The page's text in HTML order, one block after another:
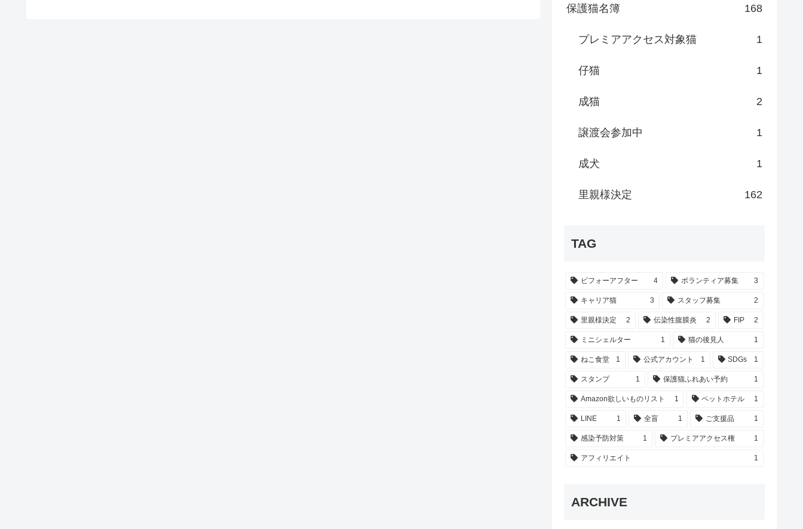
保護猫名簿 168
プレミアアクセス対象猫 1
仔猫 1
成猫 2
譲渡会参加中 1
成犬 1
里親様決定 162
TAG
ビフォーアフター 4 ボランティア募集 3
キャリア猫 3 スタッフ募集 2
里親様決定 2 伝染性腹膜炎 2 FIP 2
ミニシェルター 1 猫の後見人 1
ねこ食堂 1 公式アカウント 1 SDGs 1
スタンプ 1 保護猫ふれあい予約 1
Amazon欲しいものリスト 1 ペットホテル 1
LINE 1 全盲 1 ご支援品 1
感染予防対策 1 プレミアアクセス権 1
アフィリエイト 1
ARCHIVE